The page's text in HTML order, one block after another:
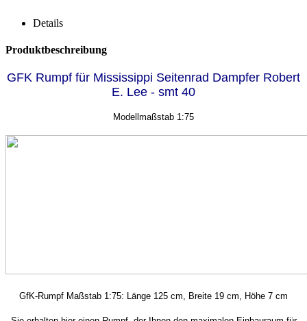
Details
Produktbeschreibung
GFK Rumpf für Mississippi Seitenrad Dampfer Robert
E. Lee - smt 40
Modellmaßstab 1:75
GfK-Rumpf Maßstab 1:75: Länge 125 cm, Breite 19 cm, Höhe 7 cm